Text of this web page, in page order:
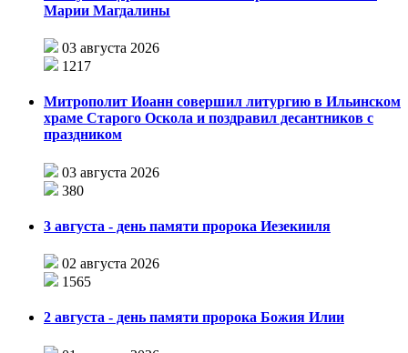
Марии Магдалины
03 августа 2026
1217
Митрополит Иоанн совершил литургию в Ильинском
храме Старого Оскола и поздравил десантников с
праздником
03 августа 2026
380
3 августа - день памяти пророка Иезекииля
02 августа 2026
1565
2 августа - день памяти пророка Божия Илии